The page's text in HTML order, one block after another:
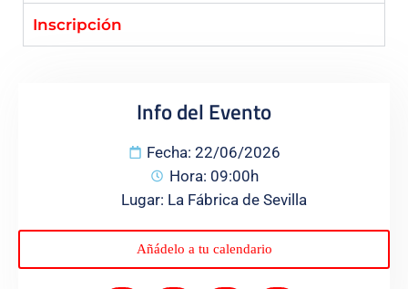
Programas
Inscripción
Info del Evento
Fecha: 22/06/2026
Hora: 09:00h
Lugar: La Fábrica de Sevilla
Añádelo a tu calendario